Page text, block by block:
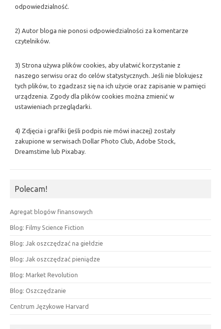
odpowiedzialność.
2) Autor bloga nie ponosi odpowiedzialności za komentarze
czytelników.
3) Strona używa plików cookies, aby ułatwić korzystanie z
naszego serwisu oraz do celów statystycznych. Jeśli nie blokujesz
tych plików, to zgadzasz się na ich użycie oraz zapisanie w pamięci
urządzenia. Zgody dla plików cookies można zmienić w
ustawieniach przeglądarki.
4) Zdjęcia i grafiki (jeśli podpis nie mówi inaczej) zostały
zakupione w serwisach Dollar Photo Club, Adobe Stock,
Dreamstime lub Pixabay.
Polecam!
Agregat blogów finansowych
Blog: Filmy Science Fiction
Blog: Jak oszczędzać na giełdzie
Blog: Jak oszczędzać pieniądze
Blog: Market Revolution
Blog: Oszczędzanie
Centrum Językowe Harvard